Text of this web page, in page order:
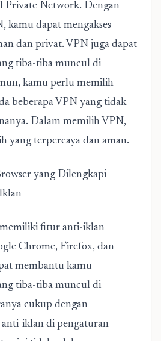
Private Network. Dengan
kamu dapat mengakses
dan privat. VPN juga dapat
tiba-tiba muncul di
kamu perlu memilih
beberapa VPN yang tidak
Dalam memilih VPN,
yang terpercaya dan aman.
yang Dilengkapi
fitur anti-iklan
Chrome, Firefox, dan
membantu kamu
tiba-tiba muncul di
cukup dengan
iklan di pengaturan